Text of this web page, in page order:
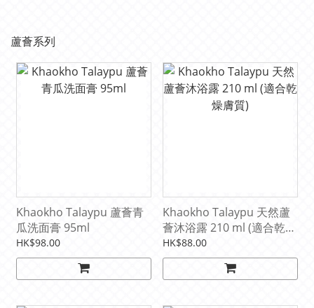
蘆薈系列
Khaokho Talaypu 蘆薈青
瓜洗面膏 95ml
HK$98.00
Khaokho Talaypu 天然蘆
薈沐浴露 210 ml (適合乾燥
膚質)
HK$88.00